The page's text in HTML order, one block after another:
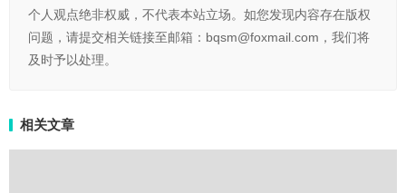
个人观点绝非权威，不代表本站立场。如您发现内容存在版权
问题，请提交相关链接至邮箱：bqsm@foxmail.com，我们将
及时予以处理。
相关文章